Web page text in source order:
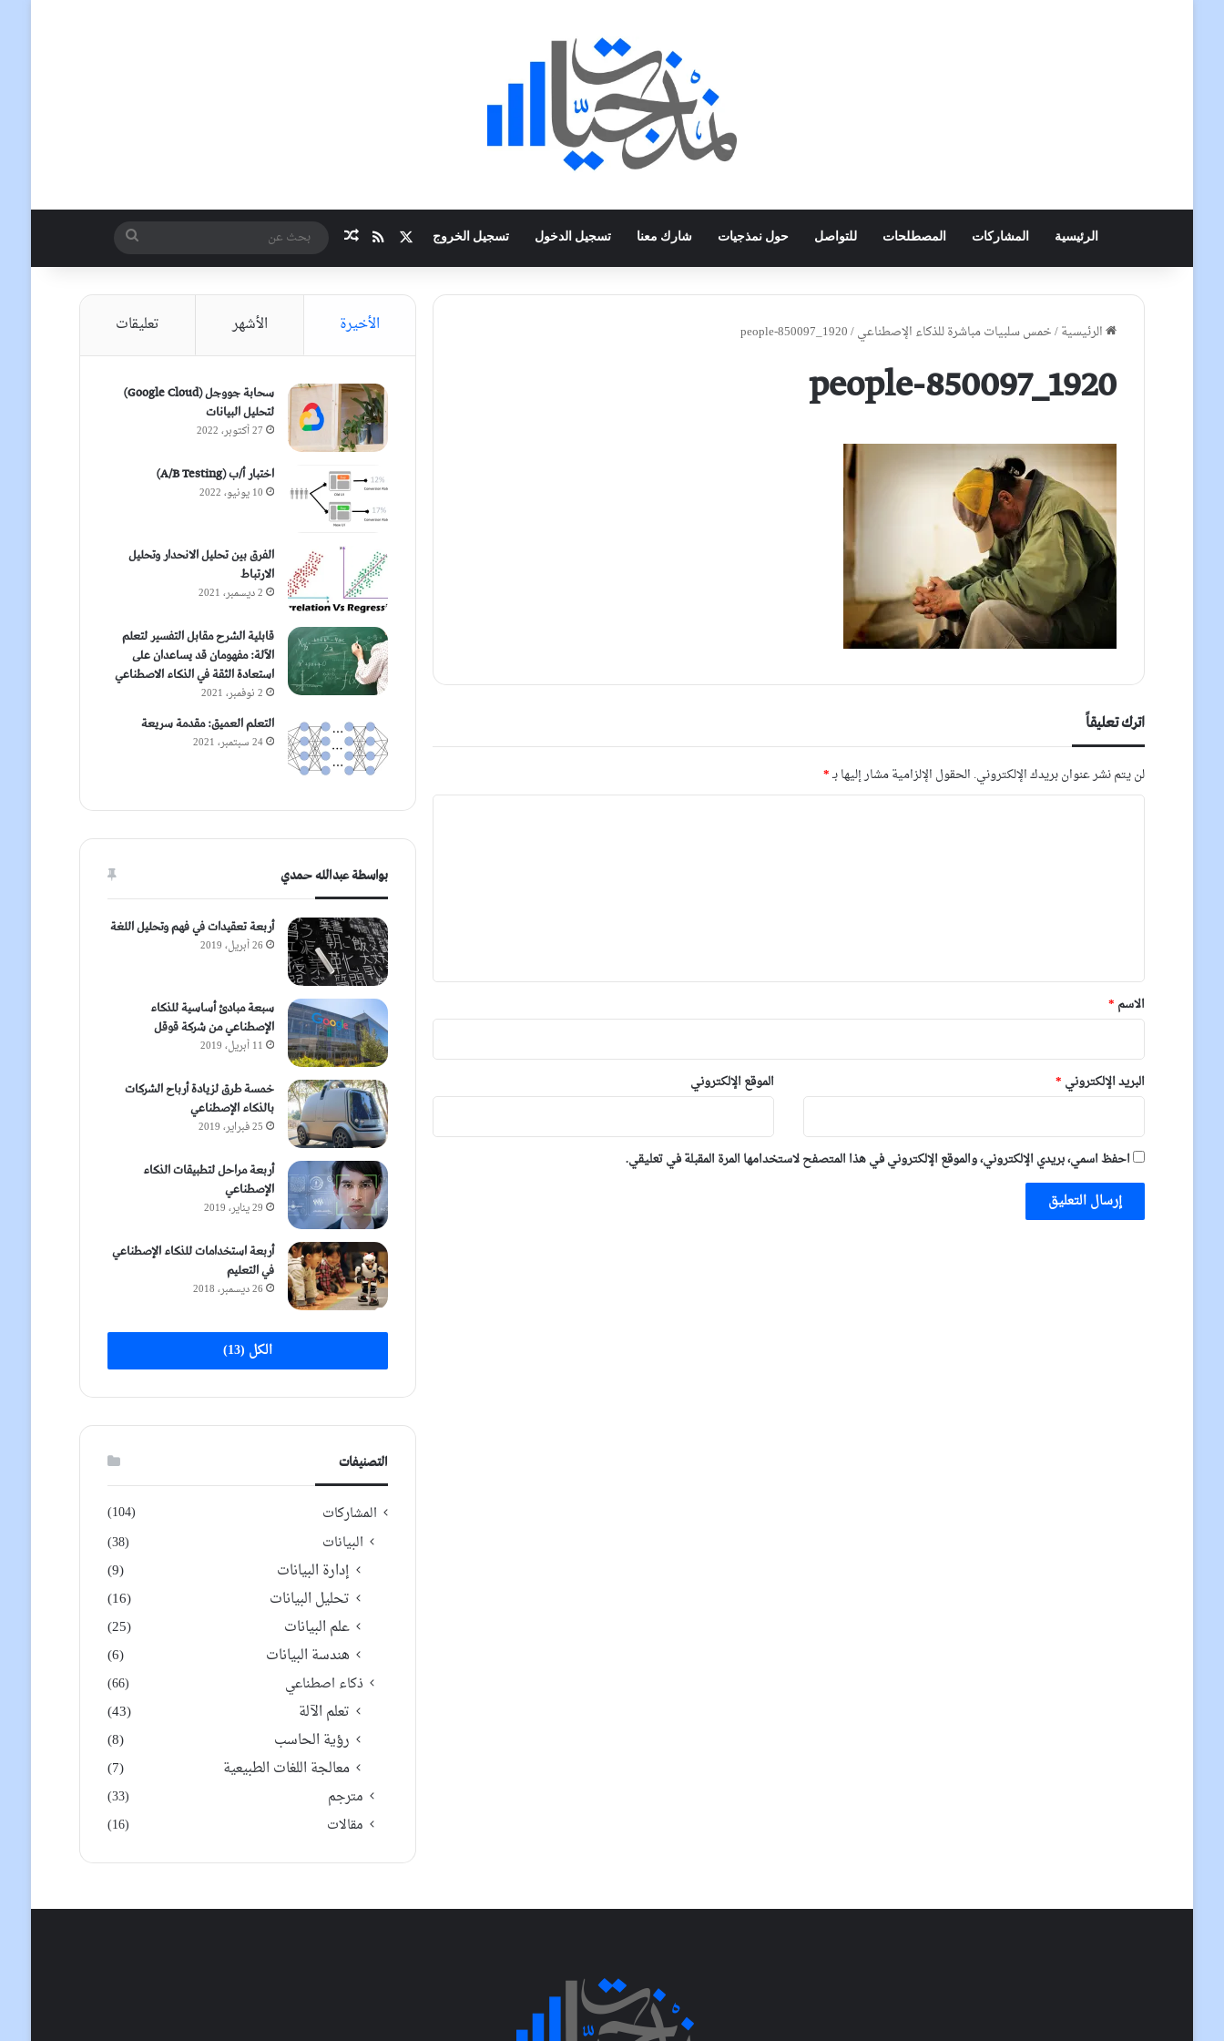
الرئيسية المشاركات المصطلحات للتواصل حول نمذجيات شارك معنا تسجيل الدخول تسجيل الخروج ملخص الموقع RSS
مقال عشوائي
عن
الرئيسية/خمس سلبيات مباشرة للذكاء الإصطناعي/
people-850097_1920
people-850097_1920
اترك تعليقاً
لن يتم نشر عنوان بريدك الإلكتروني. الحقول الإلزامية مشار إليها بـ*
*
الاسم *
البريد الإلكتروني * الموقع الإلكتروني
احفظ اسمي، بريدي الإلكتروني، والموقع الإلكتروني في هذا المتصفح لاستخدامها المرة المقبلة في تعليقي.
الأخيرة الأشهر تعليقات
سحابة جووجل (Google Cloud)
لتحليل البيانات
27 أكتوبر، 2022
اختبار أ/ب (A/B Testing)
10 يونيو، 2022
الفرق بين تحليل الانحدار وتحليل
الارتباط
2 ديسمبر، 2021
قابلية الشرح مقابل التفسير لتعلم
الآلة: مفهومان قد يساعدان على
استعادة الثقة في الذكاء الاصطناعي
2 نوفمبر، 2021
التعلم العميق: مقدمة سريعة
24 سبتمبر، 2021
بواسطة عبدالله حمدي
أربعة تعقيدات في فهم وتحليل اللغة
26 أبريل، 2019
سبعة مبادئ أساسية للذكاء
الإصطناعي من شركة قوقل
11 أبريل، 2019
خمسة طرق لزيادة أرباح الشركات
بالذكاء الإصطناعي
25 فبراير، 2019
أربعة مراحل لتطبيقات الذكاء
الإصطناعي
29 يناير، 2019
أربعة استخدامات للذكاء الإصطناعي
في التعليم
26 ديسمبر، 2018
الكل (13)
التصنيفات
المشاركات (104)
البيانات (38)
إدارة البيانات
(9)
تحليل البيانات
(16)
علم البيانات
(25)
هندسة البيانات
(6)
ذكاء اصطناعي (66)
تعلم الآلة
(43)
رؤية الحاسب
(8)
معالجة اللغات الطبيعية
(7)
مترجم
(33)
مقالات
(16)